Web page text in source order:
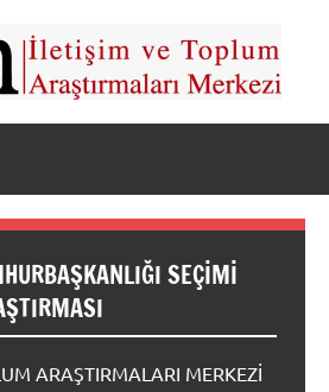
SEÇİMİ
ARAŞTIRMALARI MERKEZİ